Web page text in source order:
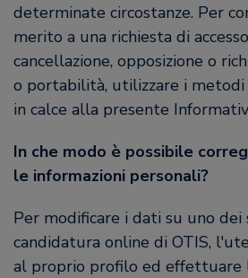
determinate circostanze. Per
merito a una richiesta di
cancellazione, opposizione o
o portabilità, utilizzare i
in calce alla presente
In che modo è possibile
le informazioni personali?
Per modificare i dati su uno dei
candidatura online di OTIS,
al proprio profilo ed effettuare